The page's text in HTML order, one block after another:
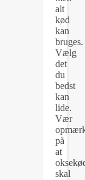
alt
kød
kan
bruges.
Vælg
det
du
bedst
kan
lide.
Vær
på
at
skal